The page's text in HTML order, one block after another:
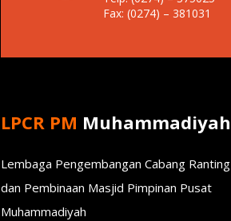
Fax: (0274) – 381031
LPCR PM Muhammadiyah
Lembaga Pengembangan Cabang Ranting
dan Pembinaan Masjid Pimpinan Pusat
Muhammadiyah